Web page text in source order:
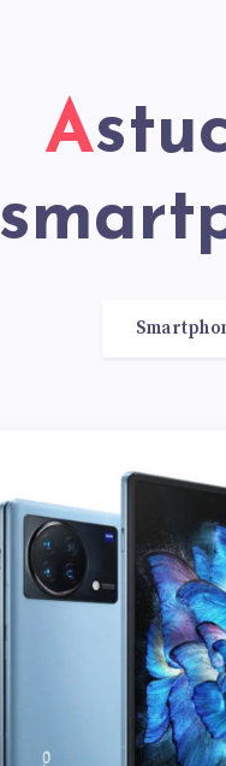
Astuces et conseils sur les